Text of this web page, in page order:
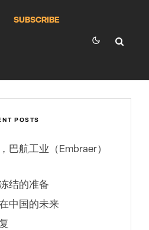
SUBSCRIBE
POSTS
巴航工业（Embraer）
结的准备
中国的未来